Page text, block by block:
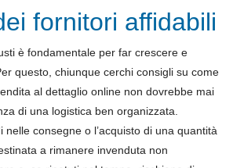
fornitori affidabili
è fondamentale per far crescere e
questo, chiunque cerchi consigli su come
al dettaglio online non dovrebbe mai
di una logistica ben organizzata.
nelle consegne o l’acquisto di una quantità
a rimanere invenduta non